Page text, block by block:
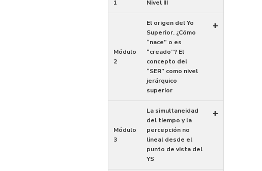
1
Nivel III
Módulo
2
El origen del Yo
Superior. ¿Cómo
“nace” o es
“creado”? El
concepto del
“SER” como nivel
jerárquico
superior
+
Módulo
3
La simultaneidad
del tiempo y la
percepción no
lineal desde el
punto de vista del
YS
+